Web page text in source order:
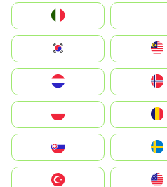
South Korea
United States